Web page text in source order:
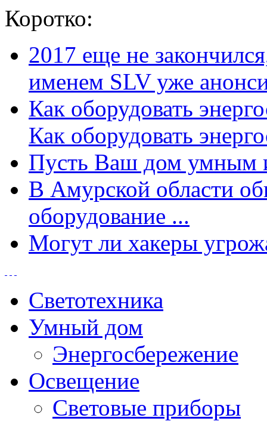
Коротко:
2017 еще не
именем SLV уже
Как оборудовать
Как оборудовать
Пусть Ваш дом умным
В Амурской области
оборудование ...
Могут ли хакеры
Светотехника
Умный дом
Энергосбережение
Освещение
Световые приборы